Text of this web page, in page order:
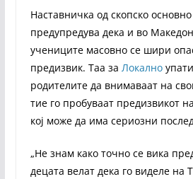
Наставничка од скопско
предупредува дека и во
учениците масовно се шири
предизвик. Таа за Локално
родителите да внимаваат на
тие го пробуваат предизвикот
кој може да има сериозни
„Не знам како точно се вика
децата велат дека го виделе на